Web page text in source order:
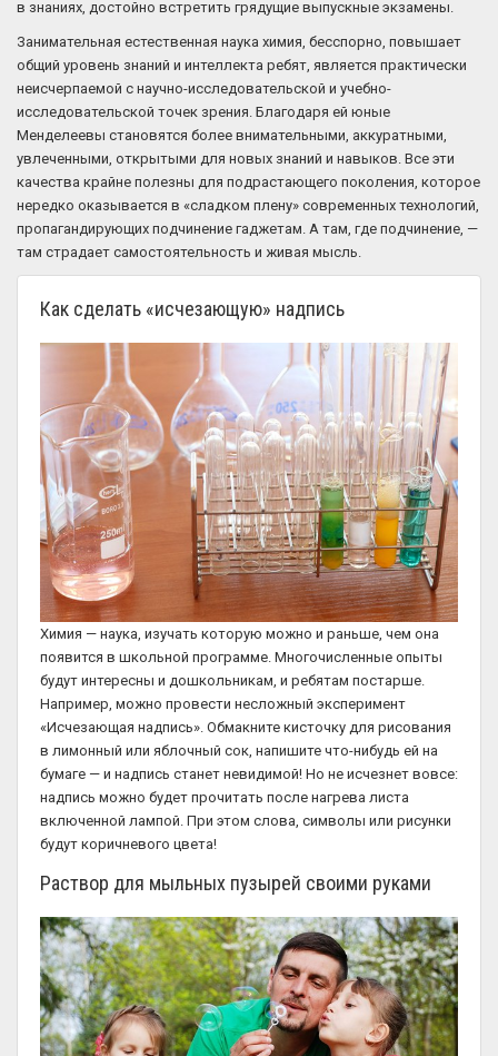
в знаниях, достойно встретить грядущие выпускные экзамены.
Занимательная естественная наука химия, бесспорно, повышает
общий уровень знаний и интеллекта ребят, является практически
неисчерпаемой с научно-исследовательской и учебно-
исследовательской точек зрения. Благодаря ей юные
Менделеевы становятся более внимательными, аккуратными,
увлеченными, открытыми для новых знаний и навыков. Все эти
качества крайне полезны для подрастающего поколения, которое
нередко оказывается в «сладком плену» современных технологий,
пропагандирующих подчинение гаджетам. А там, где подчинение, —
там страдает самостоятельность и живая мысль.
Как сделать «исчезающую» надпись
Химия — наука, изучать которую можно и раньше, чем она
появится в школьной программе. Многочисленные опыты
будут интересны и дошкольникам, и ребятам постарше.
Например, можно провести несложный эксперимент
«Исчезающая надпись». Обмакните кисточку для рисования
в лимонный или яблочный сок, напишите что-нибудь ей на
бумаге — и надпись станет невидимой! Но не исчезнет вовсе:
надпись можно будет прочитать после нагрева листа
включенной лампой. При этом слова, символы или рисунки
будут коричневого цвета!
Раствор для мыльных пузырей своими руками